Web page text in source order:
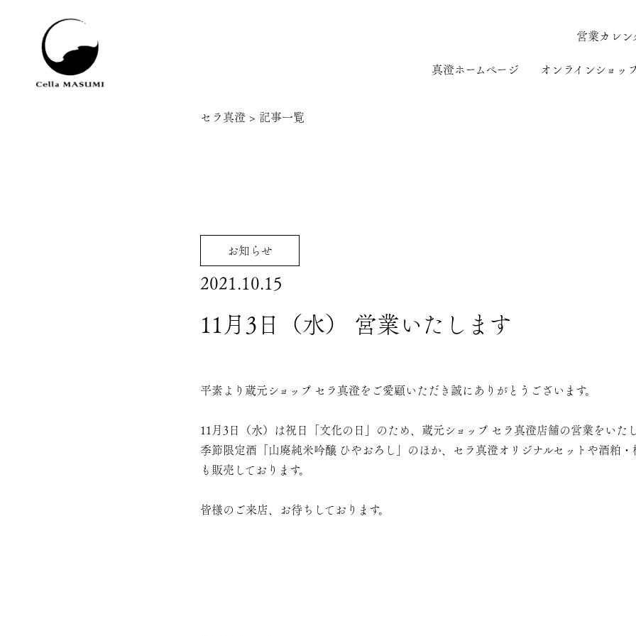
営業カレン
真澄ホームページ オンラインショッ
セラ真澄 > 記事一覧
お知らせ
2021.10.15
11月3日（水） 営業いたします
平素より蔵元ショップ セラ真澄をご愛顧いただき誠にありがとうございます。
11月3日（水）は祝日「文化の日」のため、蔵元ショップ セラ真澄店舗の営業をいたし
季節限定酒「山廃純米吟醸 ひやおろし」のほか、セラ真澄オリジナルセットや酒粕・
も販売しております。
皆様のご来店、お待ちしております。